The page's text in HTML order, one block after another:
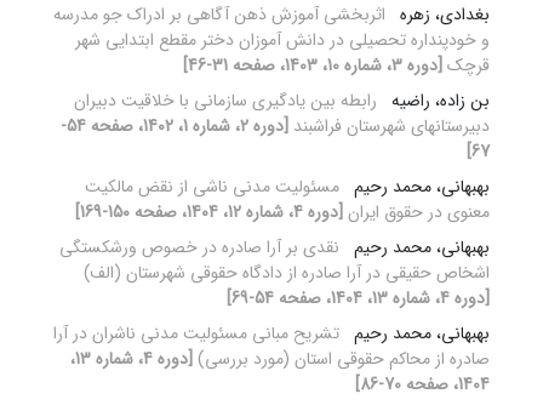
بغدادی، زهره اثربخشی آموزش ذهن ‏آگاهی بر ادراک جو مدرسه
و خودپنداره تحصیلی در دانش ‏آموزان دختر مقطع ابتدایی شهر
قرچک [دوره 3، شماره 10، 1403، صفحه 31-46]
بن زاده، راضیه رابطه بین یادگیری سازمانی با خلاقیت دبیران
دبیرستانهای شهرستان فراشبند
[دوره 2، شماره 1، 1402، صفحه 54-
67]
بهبهانی، محمد رحیم مسئولیت مدنی ناشی از نقض مالکیت
معنوی در حقوق ایران [دوره 4، شماره 12، 1404، صفحه 150-169]
بهبهانی، محمد رحیم نقدی بر آرا صادره در خصوص ورشکستگی
اشخاص حقیقی در آرا صادره از دادگاه حقوقی شهرستان (الف)
[دوره 4، شماره 13، 1404، صفحه 54-69]
بهبهانی، محمد رحیم تشریح مبانی مسئولیت مدنی ناشران در آرا
صادره از محاکم حقوقی استان (مورد بررسی)
[دوره 4، شماره 13،
1404، صفحه 70-86]